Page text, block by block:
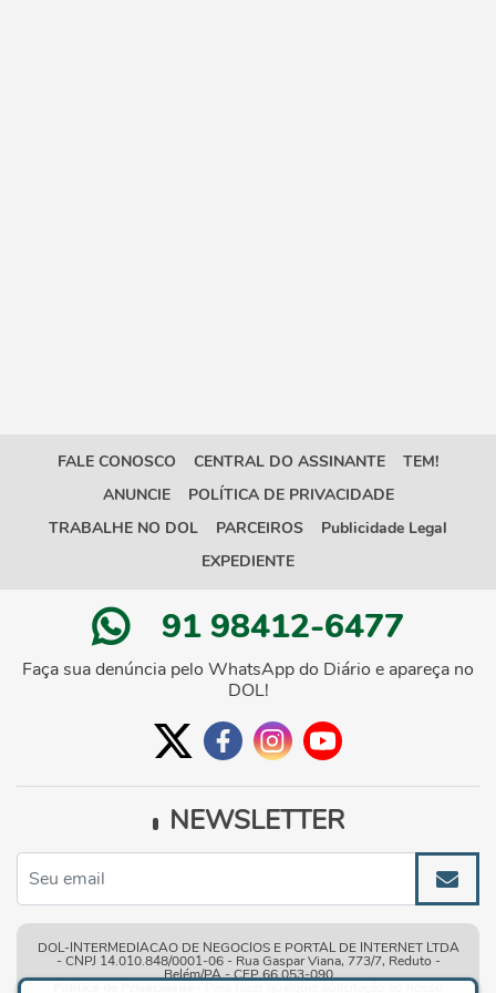
FALE CONOSCO CENTRAL DO ASSINANTE
TEM!
ANUNCIE
POLÍTICA DE PRIVACIDADE
TRABALHE NO DOL
PARCEIROS
Publicidade Legal
EXPEDIENTE
91 98412-6477
Faça sua denúncia pelo WhatsApp do Diário e apareça no
DOL!
NEWSLETTER
DOL-INTERMEDIACAO DE NEGOCIOS E PORTAL DE INTERNET LTDA
- CNPJ 14.010.848/0001-06 - Rua Gaspar Viana, 773/7, Reduto -
Belém/PA - CEP 66.053-090